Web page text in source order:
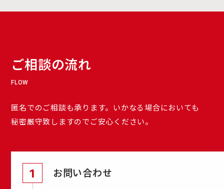
ご相談の流れ
FLOW
匿名でのご相談も承ります。いかなる場合においても
秘密厳守致しますのでご安心ください。
1 お問い合わせ